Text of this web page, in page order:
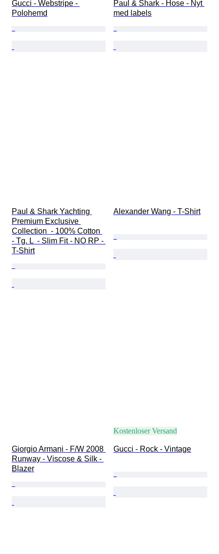
Gucci - Webstripe -
Polohemd
Paul & Shark - Hose - Nyt
med labels
Paul & Shark Yachting
Premium Exclusive
Collection  - 100% Cotton
- Tg. L  - Slim Fit - NO RP -
T-Shirt
Alexander Wang - T-Shirt
Giorgio Armani - F/W 2008
Runway - Viscose & Silk -
Blazer
Kostenloser Versand
Gucci - Rock - Vintage